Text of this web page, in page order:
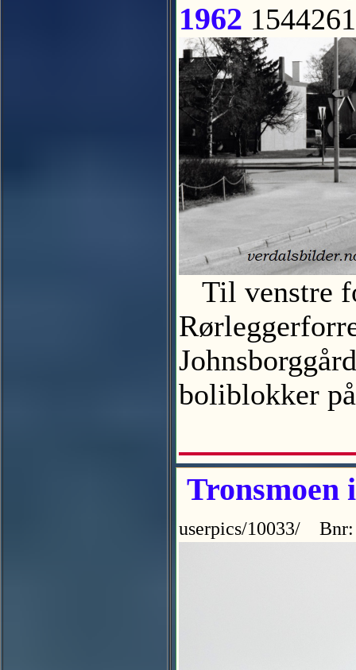
1962
Til venstre
boliblokker
Tronsmoen
userpics/10033/ Bnr: